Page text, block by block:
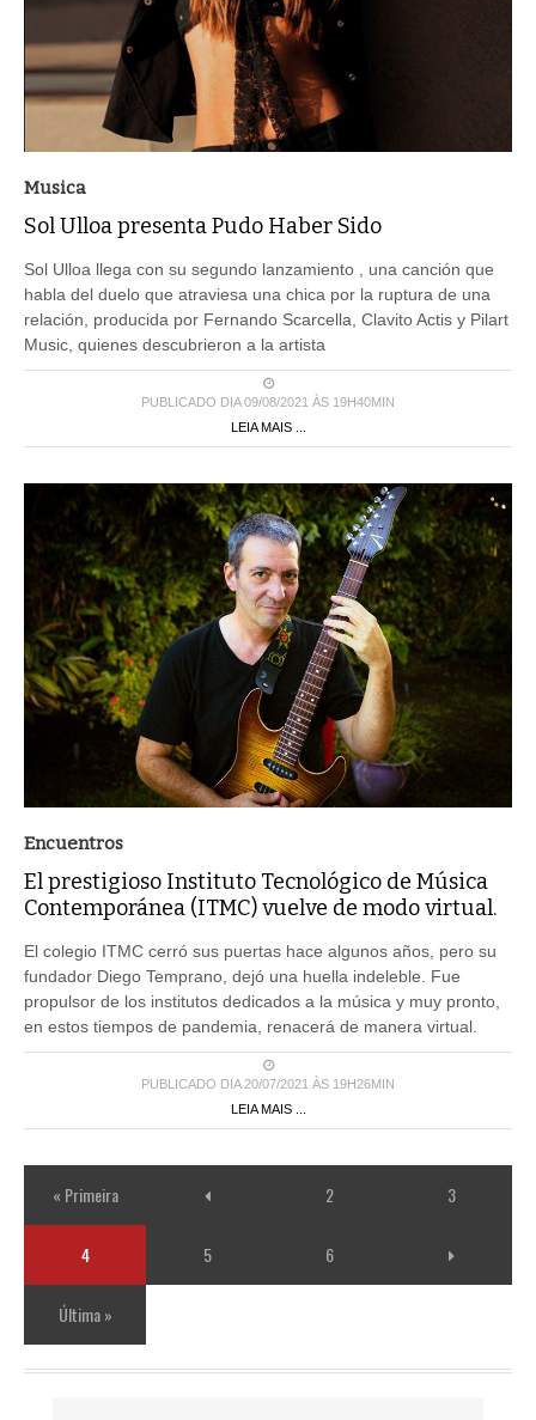
Sol Ulloa presenta Pudo Haber Sido
Sol Ulloa llega con su segundo lanzamiento , una canción que
habla del duelo que atraviesa una chica por la ruptura de una
relación, producida por Fernando Scarcella, Clavito Actis y Pilart
Music, quienes descubrieron a la artista
PUBLICADO DIA 09/08/2021 ÀS 19H40MIN
LEIA MAIS ...
El prestigioso Instituto Tecnológico de Música
Contemporánea (ITMC) vuelve de modo virtual.
El colegio ITMC cerró sus puertas hace algunos años, pero su
fundador Diego Temprano, dejó una huella indeleble. Fue
propulsor de los institutos dedicados a la música y muy pronto,
en estos tiempos de pandemia, renacerá de manera virtual.
PUBLICADO DIA 20/07/2021 ÀS 19H26MIN
LEIA MAIS ...
« Primeira 2 3
4
Última »